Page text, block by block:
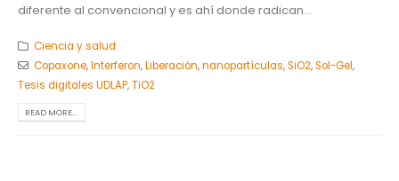
diferente al convencional y es ahí donde radican...
Ciencia y salud
Copaxone,Interferon,Liberación,nanopartículas,SiO2,Sol-Gel,
Tesis digitales UDLAP,TiO2
READ MORE...